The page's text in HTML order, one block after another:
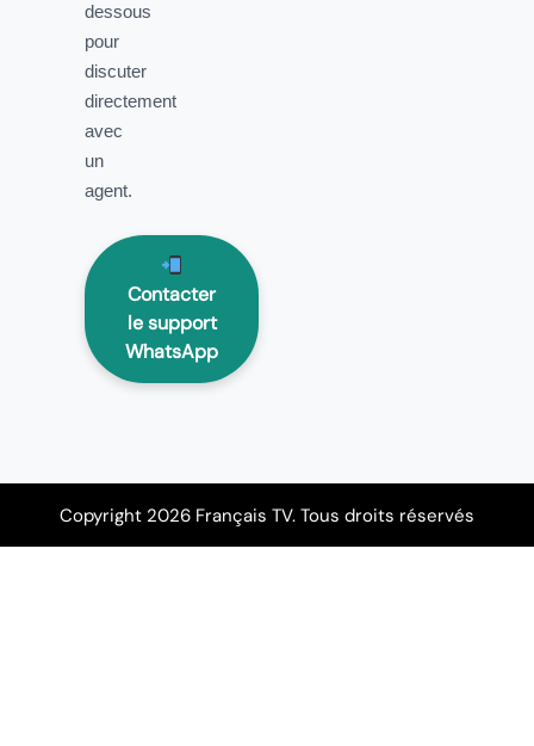
dessous
pour
discuter
directement
avec
un
agent.
Contacter
le support
WhatsApp
Copyright 2026 Français TV. Tous droits réservés